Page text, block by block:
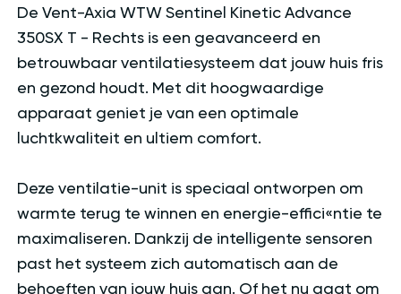
De Vent-Axia WTW Sentinel Kinetic Advance
350SX T - Rechts is een geavanceerd en
betrouwbaar ventilatiesysteem dat jouw huis fris
en gezond houdt. Met dit hoogwaardige
apparaat geniet je van een optimale
luchtkwaliteit en ultiem comfort.
Deze ventilatie-unit is speciaal ontworpen om
warmte terug te winnen en energie-effici«ntie te
maximaliseren. Dankzij de intelligente sensoren
past het systeem zich automatisch aan de
behoeften van jouw huis aan. Of het nu gaat om